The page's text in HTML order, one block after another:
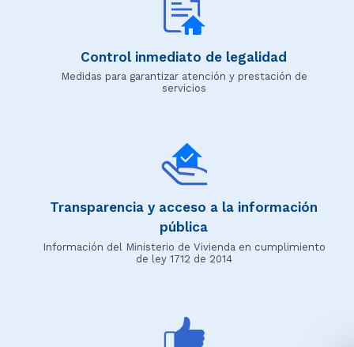
Control inmediato de legalidad
Medidas para garantizar atención y prestación de
servicios
Transparencia y acceso a la información
pública
Información del Ministerio de Vivienda en cumplimiento
de ley 1712 de 2014